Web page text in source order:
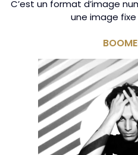
C’est un format d’image
une image